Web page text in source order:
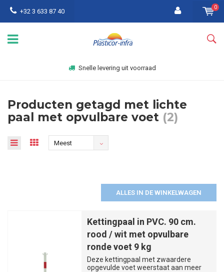
+32 3 633 87 40
0
Snelle levering uit voorraad
Producten getagd met lichte
paal met opvulbare voet (2)
Meest
ALLES IN DE WINKELWAGEN
Kettingpaal in PVC. 90 cm.
rood / wit met opvulbare
ronde voet 9 kg
Deze kettingpaal met zwaardere
opgevulde voet weerstaat aan meer